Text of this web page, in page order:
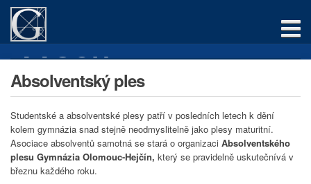
AAGOH
Akce
Jak se zapojit
Absolventský ples
Studentské a absolventské plesy patří v posledních letech k dění
kolem gymnázia snad stejně neodmyslitelně jako plesy maturitní.
Asociace absolventů samotná se stará o organizaci Absolventského
plesu Gymnázia Olomouc-Hejčín, který se pravidelně uskutečnívá v
březnu každého roku.